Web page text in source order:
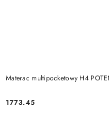
Materac multipocketowy H4
Cena:
1773.45